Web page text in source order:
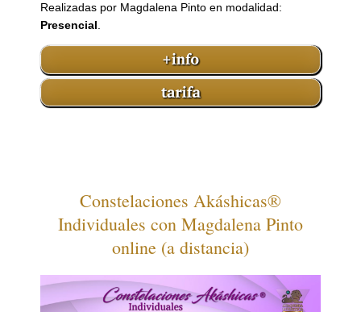
Realizadas por Magdalena Pinto en modalidad:
Presencial.
Constelaciones Akáshicas®
Individuales con Magdalena Pinto
online (a distancia)